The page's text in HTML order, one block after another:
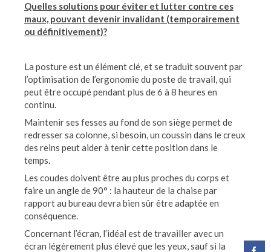
Quelles solutions pour éviter et lutter contre ces
maux, pouvant devenir invalidant (temporairement
ou définitivement)?
La posture est un élément clé, et se traduit souvent par
l’optimisation de l’ergonomie du poste de travail, qui
peut être occupé pendant plus de 6 à 8 heures en
continu.
Maintenir ses fesses au fond de son siège permet de
redresser sa colonne, si besoin, un coussin dans le creux
des reins peut aider à tenir cette position dans le
temps.
Les coudes doivent être au plus proches du corps et
faire un angle de 90° : la hauteur de la chaise par
rapport au bureau devra bien sûr être adaptée en
conséquence.
Concernant l’écran, l’idéal est de travailler avec un
écran légèrement plus élevé que les yeux, sauf si la